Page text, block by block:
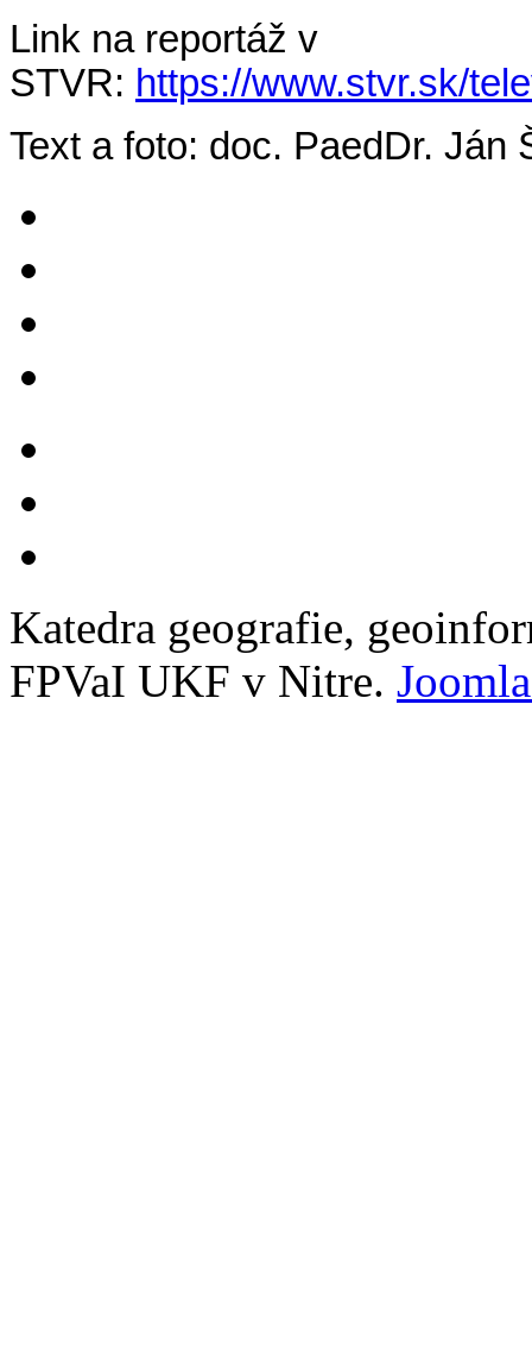
Link na reportáž v
STVR: https://www.stvr.sk/
Text a foto: doc. PaedDr. Ján
Katedra geografie,
FPVaI UKF v Nitre.